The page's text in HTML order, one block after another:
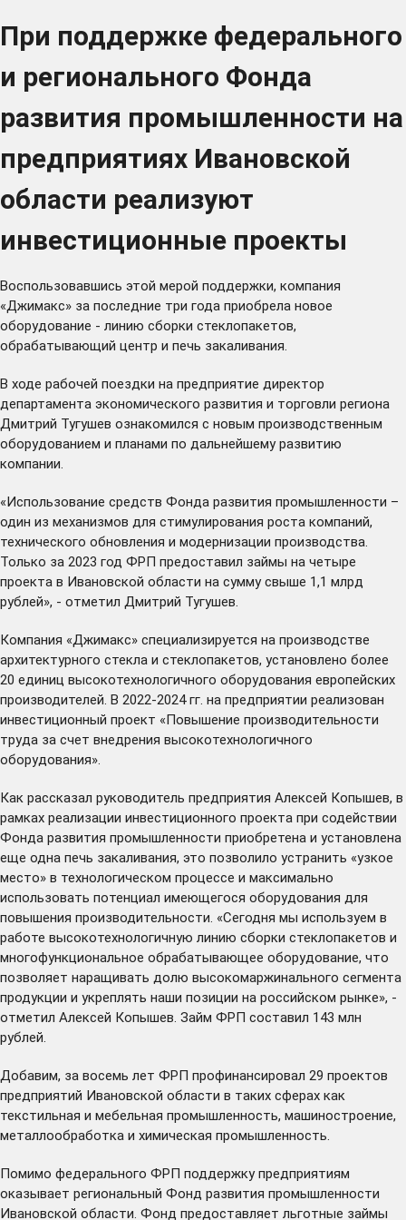
При поддержке федерального
и регионального Фонда
развития промышленности на
предприятиях Ивановской
области реализуют
инвестиционные проекты
Воспользовавшись этой мерой поддержки, компания
«Джимакс» за последние три года приобрела новое
оборудование - линию сборки стеклопакетов,
обрабатывающий центр и печь закаливания.
В ходе рабочей поездки на предприятие директор
департамента экономического развития и торговли региона
Дмитрий Тугушев ознакомился с новым производственным
оборудованием и планами по дальнейшему развитию
компании.
«Использование средств Фонда развития промышленности –
один из механизмов для стимулирования роста компаний,
технического обновления и модернизации производства.
Только за 2023 год ФРП предоставил займы на четыре
проекта в Ивановской области на сумму свыше 1,1 млрд
рублей», - отметил Дмитрий Тугушев.
Компания «Джимакс» специализируется на производстве
архитектурного стекла и стеклопакетов, установлено более
20 единиц высокотехнологичного оборудования европейских
производителей. В 2022-2024 гг. на предприятии реализован
инвестиционный проект «Повышение производительности
труда за счет внедрения высокотехнологичного
оборудования».
Как рассказал руководитель предприятия Алексей Копышев, в
рамках реализации инвестиционного проекта при содействии
Фонда развития промышленности приобретена и установлена
еще одна печь закаливания, это позволило устранить «узкое
место» в технологическом процессе и максимально
использовать потенциал имеющегося оборудования для
повышения производительности. «Сегодня мы используем в
работе высокотехнологичную линию сборки стеклопакетов и
многофункциональное обрабатывающее оборудование, что
позволяет наращивать долю высокомаржинального сегмента
продукции и укреплять наши позиции на российском рынке», -
отметил Алексей Копышев. Займ ФРП составил 143 млн
рублей.
Добавим, за восемь лет ФРП профинансировал 29 проектов
предприятий Ивановской области в таких сферах как
текстильная и мебельная промышленность, машиностроение,
металлообработка и химическая промышленность.
Помимо федерального ФРП поддержку предприятиям
оказывает региональный Фонд развития промышленности
Ивановской области. Фонд предоставляет льготные займы